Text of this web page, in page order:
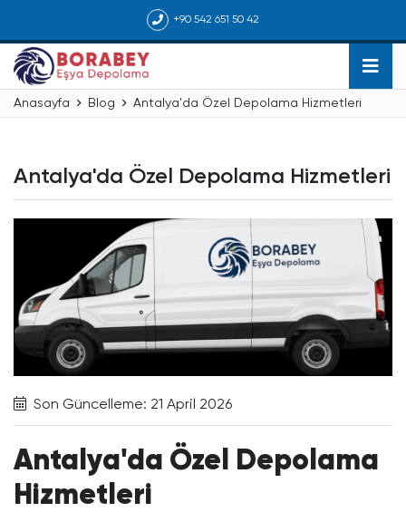
+90 542 651 50 42
Anasayfa Blog Antalya'da Özel Depolama Hizmetleri
Antalya'da Özel Depolama Hizmetleri
Son Güncelleme: 21 April 2026
Antalya'da Özel Depolama
Hizmetleri